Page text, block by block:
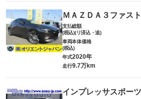
ＭＡＺＤＡ３ファス
支払総額
(税込)(リ済込・追)
車両本体価格
(税込)
年式2020年
走行9.7万km
インプレッサスポーツ